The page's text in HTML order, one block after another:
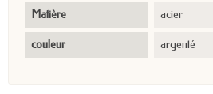
Matière acier
couleur argenté